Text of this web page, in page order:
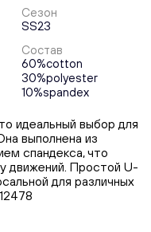
Сезон
SS23
Состав
60%cotton
30%polyester
10%spandex
идеальный выбор для
выполнена из
спандекса, что
движений. Простой U-
для различных